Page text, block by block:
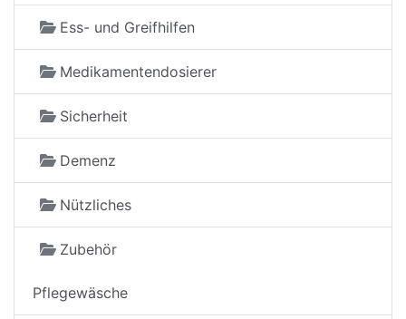
Ess- und Greifhilfen
Medikamentendosierer
Sicherheit
Demenz
Nützliches
Zubehör
Pflegewäsche